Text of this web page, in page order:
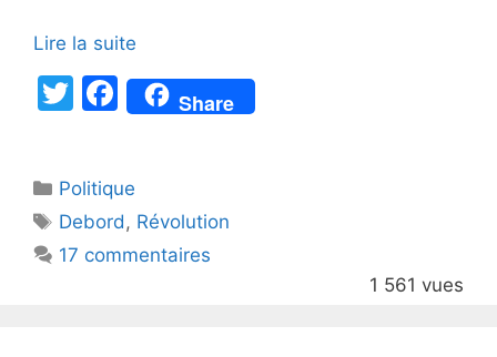
Lire la suite
T
er
F
a
e
b
o
Share
Catégories
Politique
Étiquettes
Debord, Révolution
17 commentaires
1 561 vues